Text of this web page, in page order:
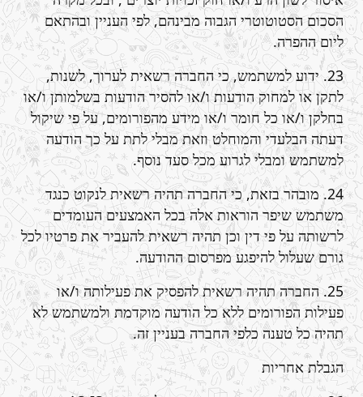
הסכום הסטוטוטרי הגבוה מבינהם, לפי העניין ובהתאם
ליום ההפרה.
23. ידוע למשתמש, כי החברה רשאית לערוך, לשנות,
לתקן או למחוק הודעות ו/או להסיר הודעות בשלמותן ו/או
בחלקן ו/או כל חומר ו/או מידע מהפורומים, על פי שיקול
דעתה הבלעדי והמוחלט וזאת מבלי לתת על כך הודעה
למשתמש ומבלי לגרוע מכל סעד נוסף.
24. מובהר בזאת, כי החברה תהיה רשאית לנקוט כנגד
משתמש שיפר הוראות אלה בכל האמצעים העומדים
לרשותה על פי דין וכן תהיה רשאית להעביר את פרטיו לכל
גורם שעלול להיפגע מפרסום ההודעה.
25. החברה תהיה רשאית להפסיק את פעילותה ו/או
פעילות הפורומים ללא כל הודעה מוקדמת ולמשתמש לא
תהיה כל טענה כלפי החברה בעניין זה.
הגבלת אחריות